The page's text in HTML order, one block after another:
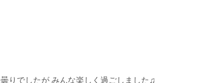
曇りでしたが みんな楽しく過ごしました♫